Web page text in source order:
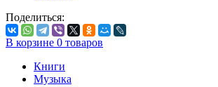
Поделиться:
В корзине 0 товаров
Книги
Музыка